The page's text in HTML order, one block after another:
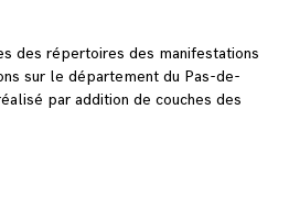
des répertoires des manifestations
sur le département du Pas-de-
par addition de couches des
–